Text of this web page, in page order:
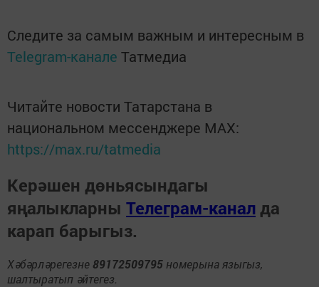
Следите за самым важным и интересным в
Telegram-канале Татмедиа
Читайте новости Татарстана в
национальном мессенджере MАХ:
https://max.ru/tatmedia
Керәшен дөньясындагы
яңалыкларны Телеграм-канал да
карап барыгыз.
Хәбәрләрегезне 89172509795 номерына языгыз,
шалтыратып әйтегез.